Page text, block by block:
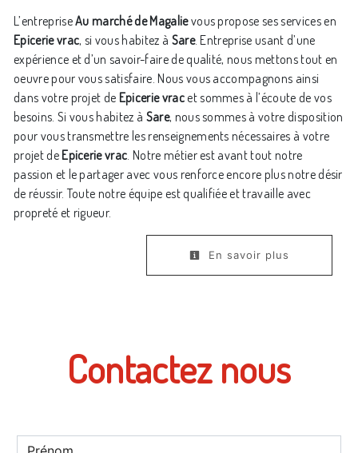
L’entrepriseAu marché de Magalievous propose ses services en
Epicerie vrac, si vous habitez à Sare. Entreprise usant d’une
expérience et d’un savoir-faire de qualité, nous mettons tout en
oeuvre pour vous satisfaire. Nous vous accompagnons ainsi
dans votre projet de Epicerie vracet sommes à l’écoute de vos
besoins. Si vous habitez à Sare, nous sommes à votre disposition
pour vous transmettre les renseignements nécessaires à votre
projet deEpicerie vrac . Notre métier est avant tout notre
passion et le partager avec vous renforce encore plus notre désir
de réussir. Toute notre équipe est qualifiée et travaille avec
propreté et rigueur.
En savoir plus
Contactez nous